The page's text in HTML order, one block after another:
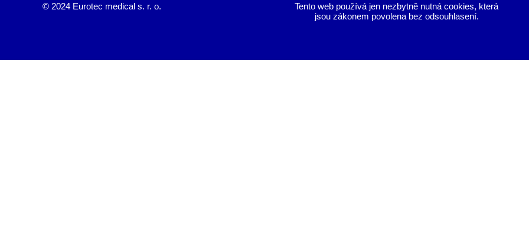
© 2024 Eurotec medical s. r. o.
Tento web používá jen nezbytně nutná cookies, která
jsou zákonem povolena bez odsouhlasení.